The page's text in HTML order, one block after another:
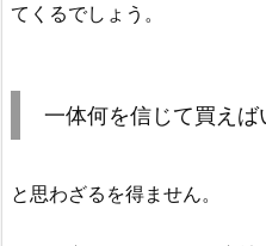
てくるでしょう。
一体何を信じて買えば
と思わざるを得ません。